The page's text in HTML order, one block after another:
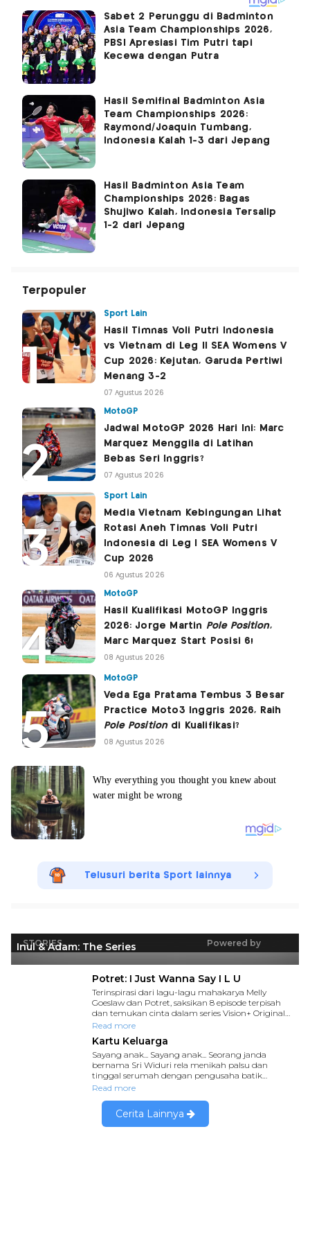
Sabet 2 Perunggu di Badminton
Asia Team Championships 2026,
PBSI Apresiasi Tim Putri tapi
Kecewa dengan Putra
Hasil Semifinal Badminton Asia
Team Championships 2026:
Raymond/Joaquin Tumbang,
Indonesia Kalah 1-3 dari Jepang
Hasil Badminton Asia Team
Championships 2026: Bagas
Shujiwo Kalah, Indonesia Tersalip
1-2 dari Jepang
Terpopuler
Sport Lain
Hasil Timnas Voli Putri Indonesia
vs Vietnam di Leg II SEA Womens V
Cup 2026: Kejutan, Garuda Pertiwi
Menang 3-2
07 Agustus 2026
MotoGP
Jadwal MotoGP 2026 Hari Ini: Marc
Marquez Menggila di Latihan
Bebas Seri Inggris?
07 Agustus 2026
Sport Lain
Media Vietnam Kebingungan Lihat
Rotasi Aneh Timnas Voli Putri
Indonesia di Leg I SEA Womens V
Cup 2026
06 Agustus 2026
MotoGP
Hasil Kualifikasi MotoGP Inggris
2026: Jorge Martin Pole Position,
Marc Marquez Start Posisi 6!
08 Agustus 2026
MotoGP
Veda Ega Pratama Tembus 3 Besar
Practice Moto3 Inggris 2026, Raih
Pole Positiondi Kualifikasi?
08 Agustus 2026
Telusuri berita Sport lainnya